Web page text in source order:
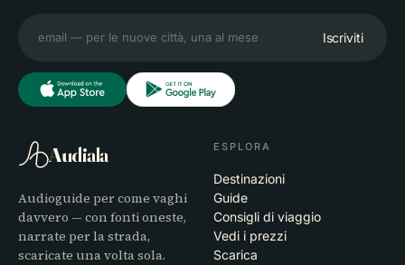
Iscriviti
Audiala
Audioguide per come vaghi
davvero — con fonti oneste,
narrate per la strada,
scaricate una volta sola.
ESPLORA
Destinazioni
Guide
Consigli di viaggio
Vedi i prezzi
Scarica